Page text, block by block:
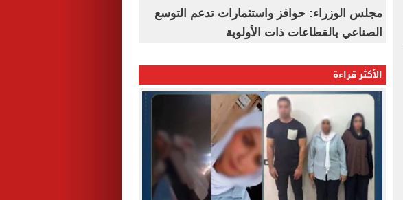
مجلس الوزراء: حوافز واستثمارات تدعم التوسع
الصناعي بالقطاعات ذات الأولوية
الأكثر قراءة